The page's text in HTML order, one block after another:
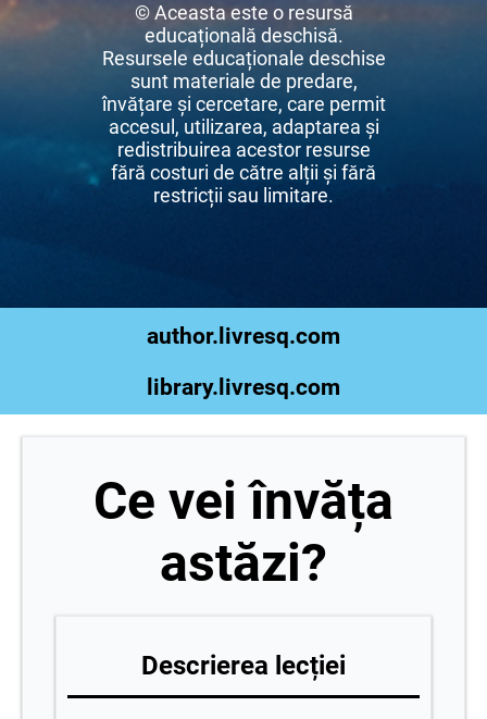
© Aceasta este o resursă
educațională deschisă.
Resursele educaționale deschise
sunt materiale de predare,
învățare și cercetare, care permit
accesul, utilizarea, adaptarea și
redistribuirea acestor resurse
fără costuri de către alții și fără
restricții sau limitare.
author.livresq.com
library.livresq.com
Ce vei învăța
astăzi?
Descrierea lecției